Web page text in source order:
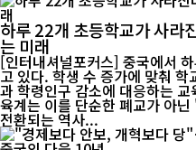
하루 22개 초등학교가 사
는 미래
[인터내셔널포커스] 중국에서
고 있다. 학생 수 증가에 맞춰
과 학령인구 감소에 대응하는
육계는 이를 단순한 폐교가 아
전환되는 역사...